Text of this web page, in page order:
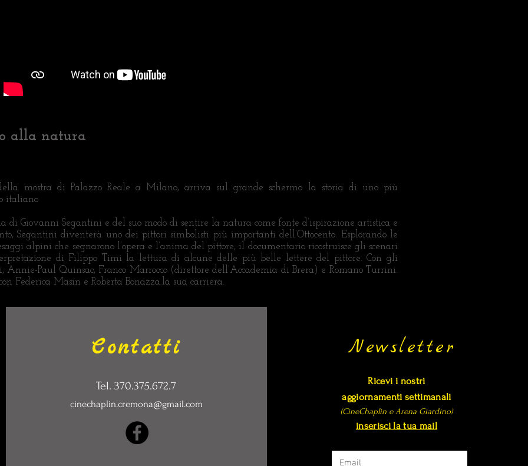
alla natura
della mostra di Palazzo Reale a Milano, arriva sul grande schermo la storia di uno più
italiano
di Giovanni Segantini e del suo modo di sentire la natura come fonte d’ispirazione artistica e
Segantini diventerà uno dei pittori simbolisti più importanti dell’Ottocento. Esplorando le
alpini che segnarono l’opera e l’anima del pittore, il documentario ricostruisce gli scenari
di Filippo Timi la lettura di alcune delle più belle lettere del pittore. Con gli
Annie-Paul Quinsac, Franco Marrocco (direttore dell’Accademia di Brera) e Romano Turrini.
Federica Masin e Roberta Bonazza.la sua carriera.
Contatti
Tel. 370.375.672.7
cinechaplin.cremona@gmail.com
Newsletter
Ricevi i nostri
aggiornamenti settimanali
(CineChaplin e Arena Giardino)
inserisci la tua mail